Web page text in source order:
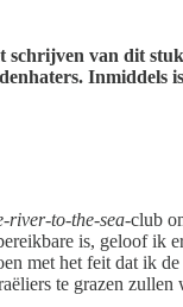
schrijven van dit
Inmiddels
river-to-the-sea-club
is, geloof ik
met het feit dat ik
te grazen